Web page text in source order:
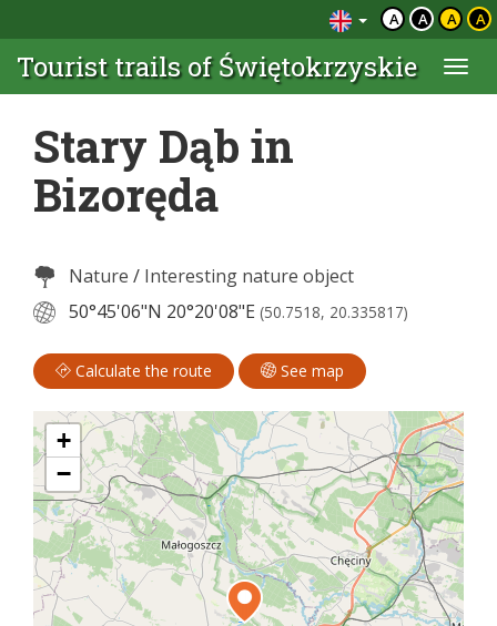
A A A A
Tourist trails of Świętokrzyskie
Stary Dąb in
Bizoręda
Nature / Interesting nature object
50°45'06"N 20°20'08"E (50.7518, 20.335817)
Calculate the route See map
+
−